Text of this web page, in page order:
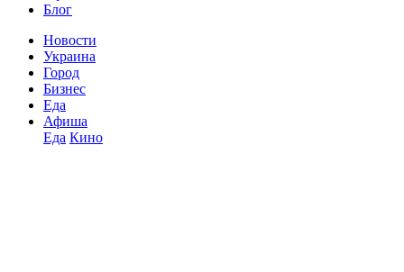
Блог
Новости
Украина
Город
Бизнес
Еда
Афиша
Еда Кино